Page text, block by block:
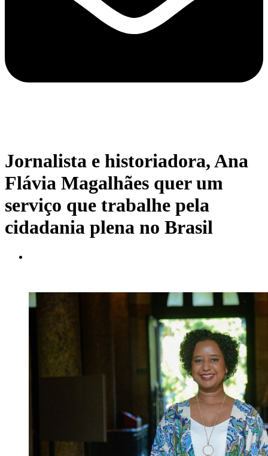
Jornalista e historiadora, Ana
Flávia Magalhães quer um
serviço que trabalhe pela
cidadania plena no Brasil